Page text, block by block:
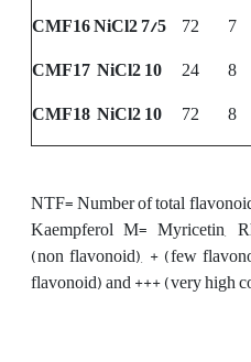
CMF16NiCl2 7/5 72 7
CMF17 NiCl2 10 24 8
CMF18 NiCl2 10 72 8
NTF= Number of total
Kaempferol M= Myricetin,
(non flavonoid), + (few
flavonoid) and +++ (very high